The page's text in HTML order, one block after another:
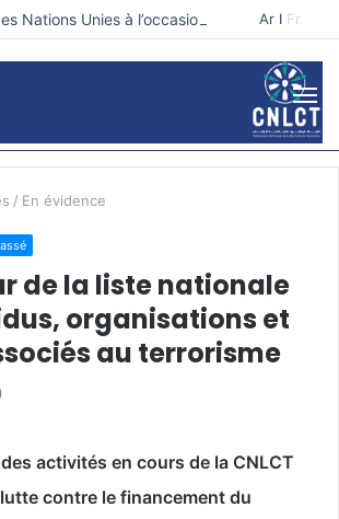
Ar I Fr
/ En évidence
de la liste nationale
organisations et
au terrorisme
activités en cours de la CNLCT
contre le financement du